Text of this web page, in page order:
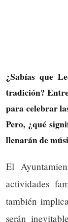
¿Sabías que
tradición?
para celebrar
Pero, ¿qué
llenarán de
El
actividades
también
serán